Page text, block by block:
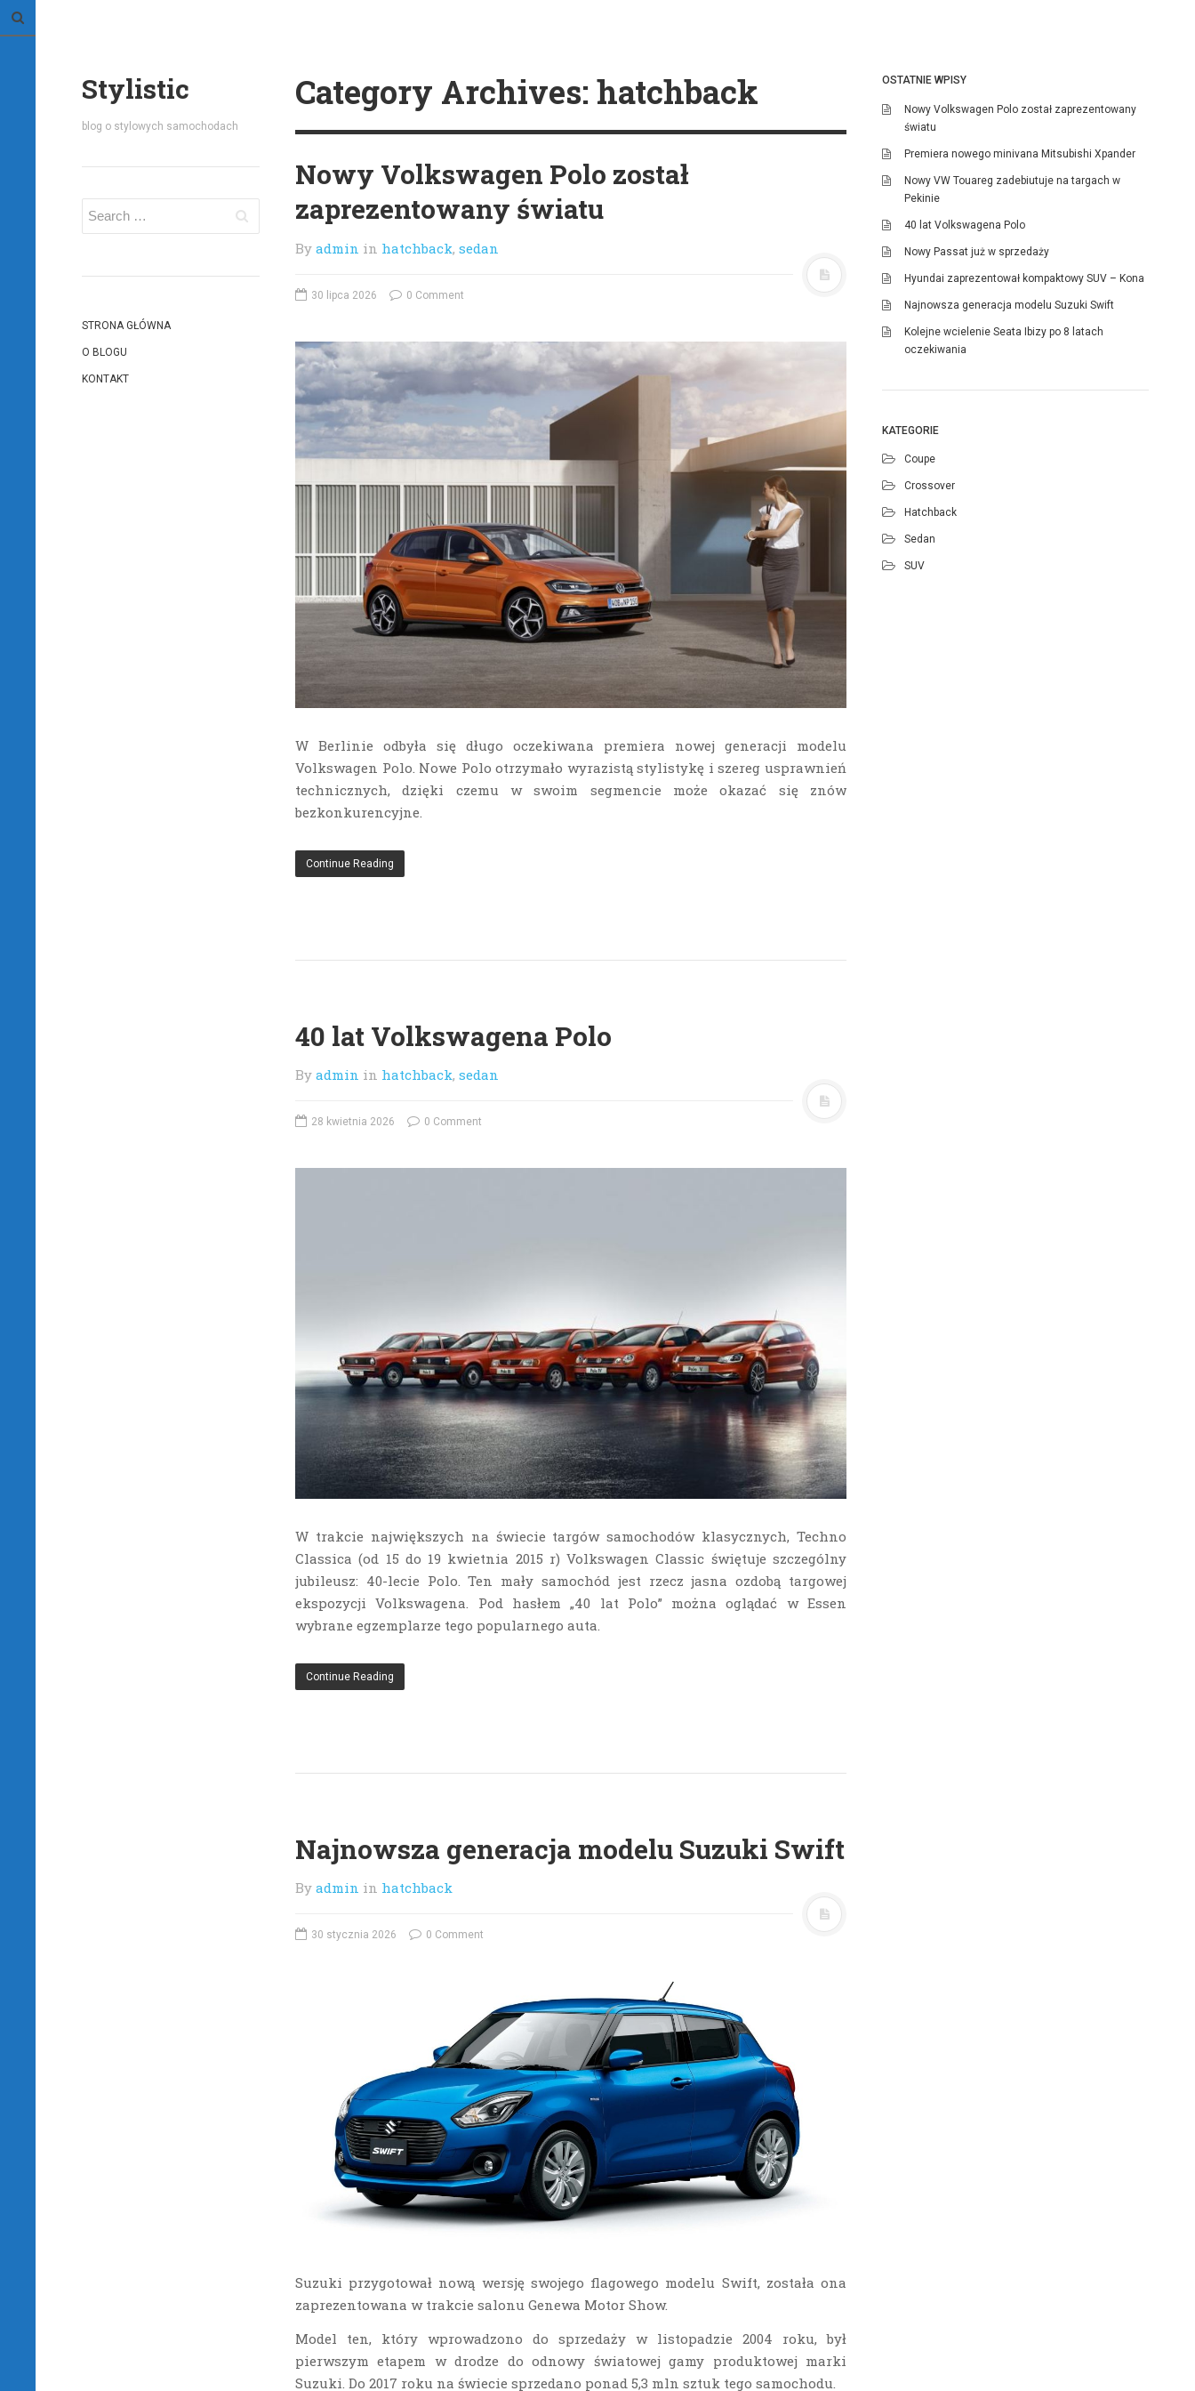
Stylistic
blog o stylowych samochodach
STRONA GŁÓWNA
O BLOGU
KONTAKT
Category Archives: hatchback
Nowy Volkswagen Polo został
zaprezentowany światu
By admin in hatchback, sedan
30 lipca 2026 0 Comment
W Berlinie odbyła się długo oczekiwana premiera nowej generacji modelu
Volkswagen Polo. Nowe Polo otrzymało wyrazistą stylistykę i szereg usprawnień
technicznych, dzięki czemu w swoim segmencie może okazać się znów
bezkonkurencyjne.
Continue Reading
40 lat Volkswagena Polo
By admin in hatchback, sedan
28 kwietnia 2026 0 Comment
W trakcie największych na świecie targów samochodów klasycznych, Techno
Classica (od 15 do 19 kwietnia 2015 r) Volkswagen Classic świętuje szczególny
jubileusz: 40-lecie Polo. Ten mały samochód jest rzecz jasna ozdobą targowej
ekspozycji Volkswagena. Pod hasłem „40 lat Polo” można oglądać w Essen
wybrane egzemplarze tego popularnego auta.
Continue Reading
Najnowsza generacja modelu Suzuki Swift
By admin in hatchback
30 stycznia 2026 0 Comment
Suzuki przygotował nową wersję swojego flagowego modelu Swift, została ona
zaprezentowana w trakcie salonu Genewa Motor Show.
Model ten, który wprowadzono do sprzedaży w listopadzie 2004 roku, był
pierwszym etapem w drodze do odnowy światowej gamy produktowej marki
Suzuki. Do 2017 roku na świecie sprzedano ponad 5,3 mln sztuk tego samochodu.
OSTATNIE WPISY
Nowy Volkswagen Polo został zaprezentowany
światu
Premiera nowego minivana Mitsubishi Xpander
Nowy VW Touareg zadebiutuje na targach w
Pekinie
40 lat Volkswagena Polo
Nowy Passat już w sprzedaży
Hyundai zaprezentował kompaktowy SUV – Kona
Najnowsza generacja modelu Suzuki Swift
Kolejne wcielenie Seata Ibizy po 8 latach
oczekiwania
KATEGORIE
Coupe
Crossover
Hatchback
Sedan
SUV